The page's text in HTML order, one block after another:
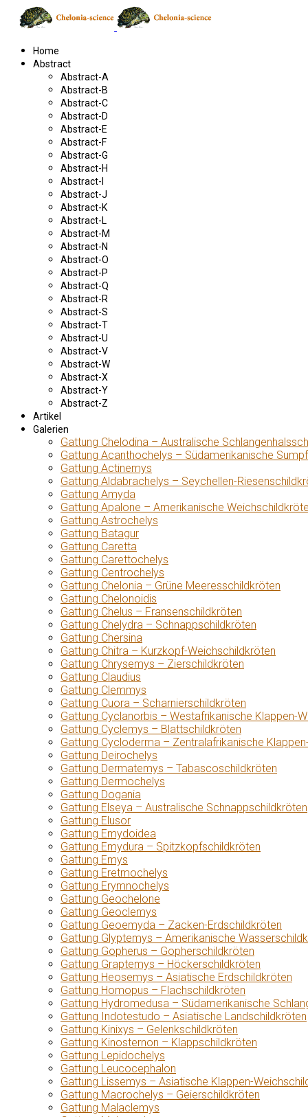
Home
Abstract
Abstract-A
Abstract-B
Abstract-C
Abstract-D
Abstract-E
Abstract-F
Abstract-G
Abstract-H
Abstract-I
Abstract-J
Abstract-K
Abstract-L
Abstract-M
Abstract-N
Abstract-O
Abstract-P
Abstract-Q
Abstract-R
Abstract-S
Abstract-T
Abstract-U
Abstract-V
Abstract-W
Abstract-X
Abstract-Y
Abstract-Z
Artikel
Galerien
Gattung Chelodina – Australische
Gattung Acanthochelys – Südamerikanische
Gattung Actinemys
Gattung Aldabrachelys – Seychellen-
Gattung Amyda
Gattung Apalone – Amerikanische
Gattung Astrochelys
Gattung Batagur
Gattung Caretta
Gattung Carettochelys
Gattung Centrochelys
Gattung Chelonia – Grüne Meeresschildkröten
Gattung Chelonoidis
Gattung Chelus – Fransenschildkröten
Gattung Chelydra – Schnappschildkröten
Gattung Chersina
Gattung Chitra – Kurzkopf-Weichschildkröten
Gattung Chrysemys – Zierschildkröten
Gattung Claudius
Gattung Clemmys
Gattung Cuora – Scharnierschildkröten
Gattung Cyclanorbis – Westafrikanische Klappen-
Gattung Cyclemys – Blattschildkröten
Gattung Cycloderma – Zentralafrikanische
Gattung Deirochelys
Gattung Dermatemys – Tabascoschildkröten
Gattung Dermochelys
Gattung Dogania
Gattung Elseya – Australische Schnappschildkröten
Gattung Elusor
Gattung Emydoidea
Gattung Emydura – Spitzkopfschildkröten
Gattung Emys
Gattung Eretmochelys
Gattung Erymnochelys
Gattung Geochelone
Gattung Geoclemys
Gattung Geoemyda – Zacken-Erdschildkröten
Gattung Glyptemys – Amerikanische
Gattung Gopherus – Gopherschildkröten
Gattung Graptemys – Höckerschildkröten
Gattung Heosemys – Asiatische Erdschildkröten
Gattung Homopus – Flachschildkröten
Gattung Hydromedusa – Südamerikanische
Gattung Indotestudo – Asiatische Landschildkröten
Gattung Kinixys – Gelenkschildkröten
Gattung Kinosternon – Klappschildkröten
Gattung Lepidochelys
Gattung Leucocephalon
Gattung Lissemys – Asiatische Klappen-
Gattung Macrochelys – Geierschildkröten
Gattung Malaclemys